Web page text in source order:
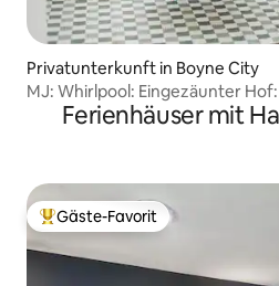
Privatunterkunft in Boyne City
MJ: Whirlpool: Eingezäunter
Ferienhäuser mit
Beliebter Gäste-Favorit.
Gäste-Favorit